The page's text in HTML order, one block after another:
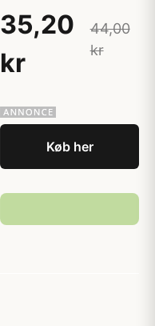
35,20
kr
44,00
kr
Køb her